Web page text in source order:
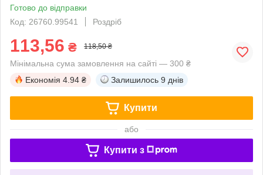
Готово до відправки
Код: 26760.99541
Роздріб
113,56 ₴ 118,50 ₴
Мінімальна сума замовлення на сайті — 300 ₴
Економія 4.94 ₴ Залишилось 9 днів
Купити
або
Купити з